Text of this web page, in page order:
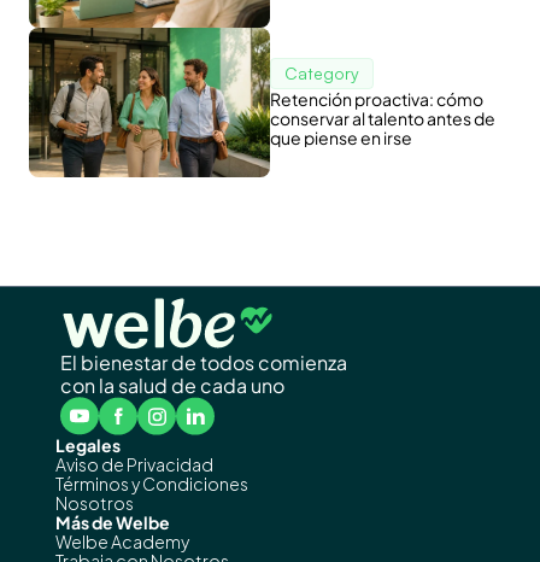
Category
Retención proactiva: cómo
conservar al talento antes de
que piense en irse
El bienestar de todos comienza
con la salud de cada uno
Legales
Aviso de Privacidad
Términos y Condiciones
Nosotros
Más de Welbe
Welbe Academy